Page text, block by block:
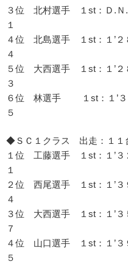
３位 北村選手 １st：
１
４位 北島選手 １st：１’２
４
５位 大西選手 １st：１’２
３
６位 林選手 １st：１’３
５
◆ＳＣ１クラス 出走：１
１位 工藤選手 １st：１’３
１
２位 西尾選手 １st：１’３
４
３位 大西選手 １st：１’３
７
４位 山口選手 １st：１’３
５